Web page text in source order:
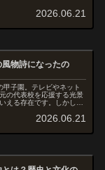
2026.06.21
物詩になったの
子園。テレビやネット
の代表校を応援する光景
える存在です。しかし、
事...
2026.06.21